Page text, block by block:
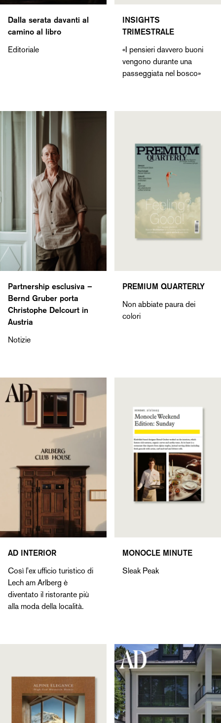
Dalla serata davanti al
camino al libro
Editoriale
INSIGHTS
TRIMESTRALE
«I pensieri davvero buoni
vengono durante una
passeggiata nel bosco»
Partnership esclusiva –
Bernd Gruber porta
Christophe Delcourt in
Austria
Notizie
PREMIUM QUARTERLY
Non abbiate paura dei
colori
AD INTERIOR
Così l'ex ufficio turistico di
Lech am Arlberg è
diventato il ristorante più
alla moda della località.
MONOCLE MINUTE
Sleak Peak